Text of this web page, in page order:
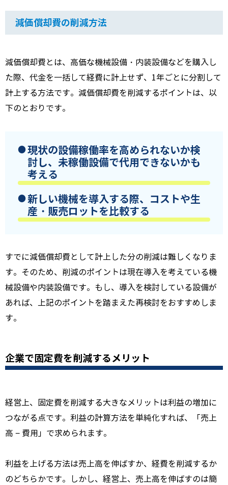
減価償却費の削減方法
減価償却費とは、高価な機械設備・内装設備などを購入し
た際、代金を一括して経費に計上せず、 1年ごとに分割して
計上する方法です。減価償却費を削減するポイントは、以
下のとおりです。
現状の設備稼働率を高められないか検
討し、未稼働設備で代用できないかも
考える
新しい機械を導入する際、コストや生
産・販売ロットを比較する
すでに減価償却費として計上した分の削減は難しくなりま
す。そのため、削減のポイントは現在導入を考えている機
械設備や内装設備です。もし、導入を検討している設備が
あれば、上記のポイントを踏まえた再検討をおすすめしま
す。
企業で固定費を削減するメリット
経営上、固定費を削減する大きなメリットは利益の増加に
つながる点です。利益の計算方法を単純化すれば、「売上
高 − 費用」で求められます。
利益を上げる方法は売上高を伸ばすか、経費を削減するか
のどちらかです。しかし、経営上、売上高を伸ばすのは簡